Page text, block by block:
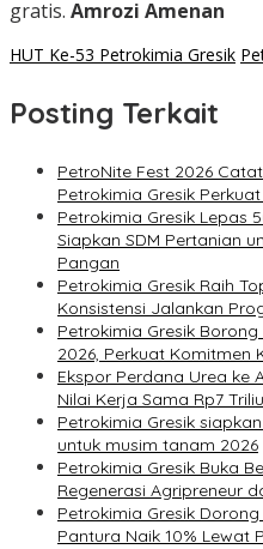
gratis. Amrozi Amenan
HUT Ke-53 Petrokimia Gresik
Posting Terkait
PetroNite Fest 2026
Petrokimia Gresik
Petrokimia Gresik Lepas
Siapkan SDM Pertanian
Pangan
Petrokimia Gresik Raih
Konsistensi Jalankan
Petrokimia Gresik Borong
2026, Perkuat Komitmen
Ekspor Perdana Urea ke
Nilai Kerja Sama Rp7
Petrokimia Gresik
untuk musim tanam 2026
Petrokimia Gresik Buka
Regenerasi Agripreneur
Petrokimia Gresik
Pantura Naik 10% Lewat